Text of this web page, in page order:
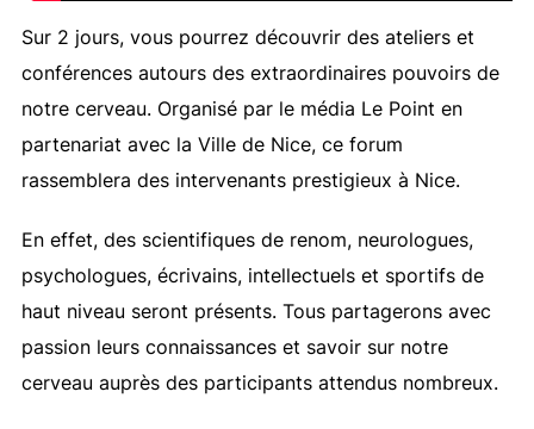
Sur 2 jours, vous pourrez découvrir des ateliers et
conférences autours des extraordinaires pouvoirs de
notre cerveau. Organisé par le média Le Point en
partenariat avec la Ville de Nice, ce forum
rassemblera des intervenants prestigieux à Nice.
En effet, des scientifiques de renom, neurologues,
psychologues, écrivains, intellectuels et sportifs de
haut niveau seront présents. Tous partagerons avec
passion leurs connaissances et savoir sur notre
cerveau auprès des participants attendus nombreux.